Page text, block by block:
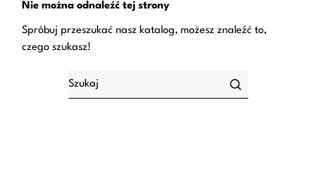
Nie można odnaleźć tej strony
Spróbuj przeszukać nasz katalog, możesz znaleźć to,
czego szukasz!